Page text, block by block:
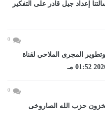
إعداد جيل قادر على التفكير
0
المجرى الملاحي لقناة
0